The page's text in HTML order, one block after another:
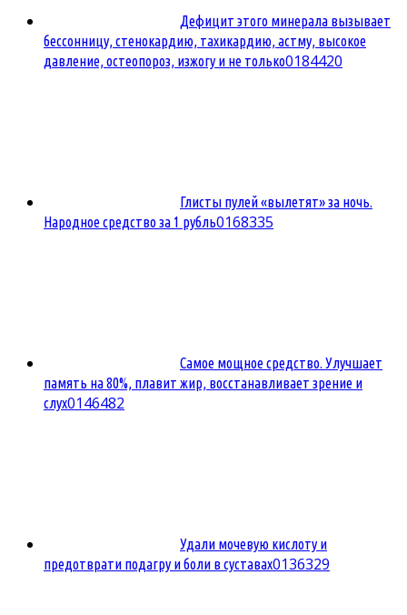
Дефицит этого минерала вызывает
бессонницу, стенокардию, тахикардию, астму, высокое
давление, остеопороз, изжогу и не только0184420
Глисты пулей «вылетят» за ночь.
Народное средство за 1 рубль0168335
Самое мощное средство. Улучшает
память на 80%, плавит жир, восстанавливает зрение и
слух0146482
Удали мочевую кислоту и
предотврати подагру и боли в суставах0136329